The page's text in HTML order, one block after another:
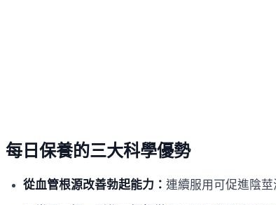
每日保養的三大科學優勢
從血管根源改善勃起能力：連續服用可促進陰